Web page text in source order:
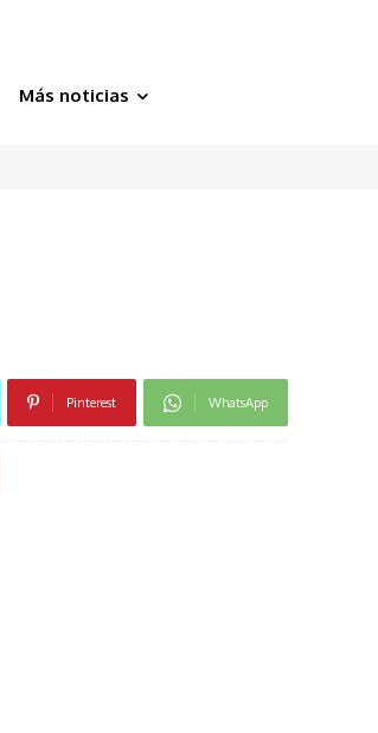
Más noticias
Pinterest WhatsApp